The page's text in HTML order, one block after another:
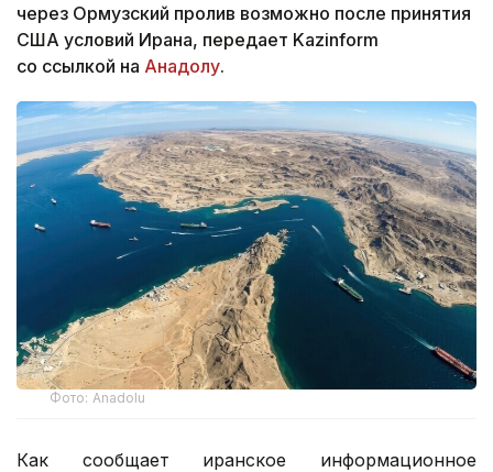
через Ормузский пролив возможно после принятия
США условий Ирана, передает Kazinform
со ссылкой на Анадолу.
Фото: Anadolu
Как сообщает иранское информационное